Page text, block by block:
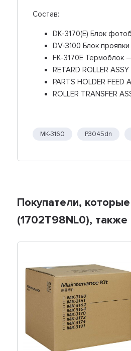
Состав:
DK-3170(E) Блок
DV-3100 Блок
FK-3170E Термоблок
RETARD ROLLER
PARTS HOLDER FEED
ROLLER TRANSFER
MK-3160 P3045dn
Покупатели,
(1702T98NL0), также